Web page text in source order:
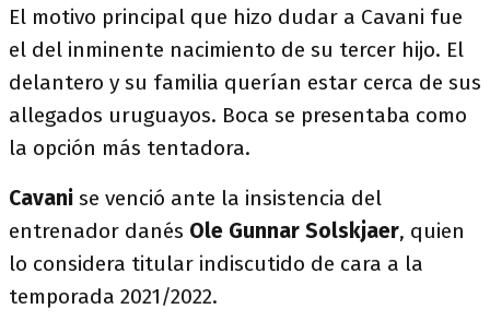
El motivo principal que hizo dudar a Cavani fue
el del inminente nacimiento de su tercer hijo. El
delantero y su familia querían estar cerca de sus
allegados uruguayos. Boca se presentaba como
la opción más tentadora.
Cavani se venció ante la insistencia del
entrenador danés Ole Gunnar Solskjaer, quien
lo considera titular indiscutido de cara a la
temporada 2021/2022.